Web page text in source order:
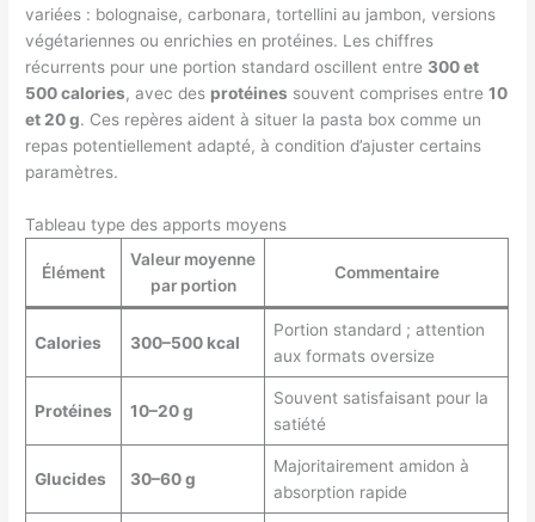
variées : bolognaise, carbonara, tortellini au jambon, versions
végétariennes ou enrichies en protéines. Les chiffres
récurrents pour une portion standard oscillent entre 300 et
500 calories, avec des protéines souvent comprises entre10
et 20 g. Ces repères aident à situer la pasta box comme un
repas potentiellement adapté, à condition d’ajuster certains
paramètres.
Tableau type des apports moyens
Élément
Valeur moyenne
par portion
Commentaire
Calories 300–500 kcal
Portion standard ; attention
aux formats oversize
Protéines 10–20 g
Souvent satisfaisant pour la
satiété
Glucides 30–60 g
Majoritairement amidon à
absorption rapide